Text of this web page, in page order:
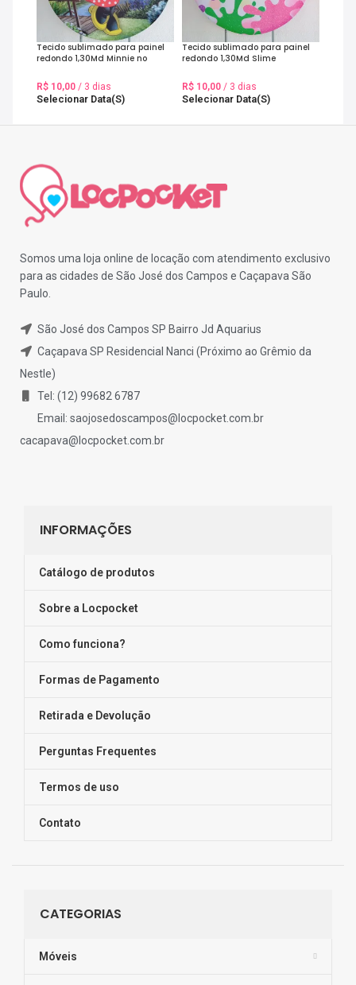
Tecido sublimado para painel
redondo 1,30Md Minnie no
R$ 10,00 / 3 dias
Selecionar Data(s)
Tecido sublimado para painel
redondo 1,30Md Slime
R$ 10,00 / 3 dias
Selecionar Data(s)
Somos uma loja online de locação com atendimento exclusivo
para as cidades de São José dos Campos e Caçapava São
Paulo.
São José dos Campos SP Bairro Jd Aquarius
Caçapava SP Residencial Nanci (Próximo ao Grêmio da
Nestle)
Tel: (12) 99682 6787
Email:saojosedoscampos@locpocket.com.br
cacapava@locpocket.com.br
INFORMAÇÕES
Catálogo de produtos
Sobre a Locpocket
Como funciona?
Formas de Pagamento
Retirada e Devolução
Perguntas Frequentes
Termos de uso
Contato
CATEGORIAS
Móveis